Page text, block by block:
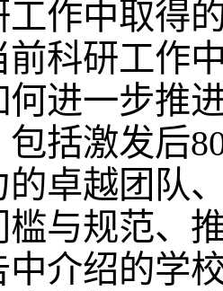
工作中取得
前科研工作
何进一步推
括激发后
的卓越团队
槛与规范、
中介绍的学